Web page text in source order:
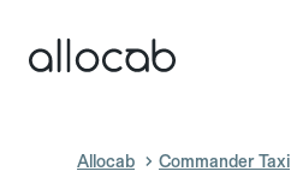
Allocab Commander Taxi